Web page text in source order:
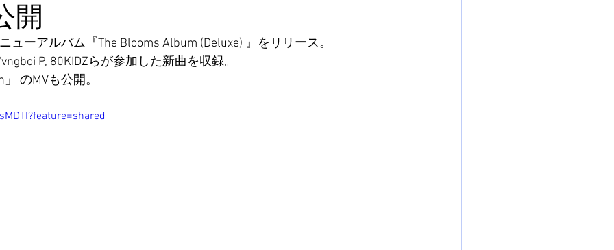
開
ューアルバム『The Blooms Album (Deluxe) 』をリリース。
P, 80KIDZらが参加した新曲を収録。
のMVも公開。